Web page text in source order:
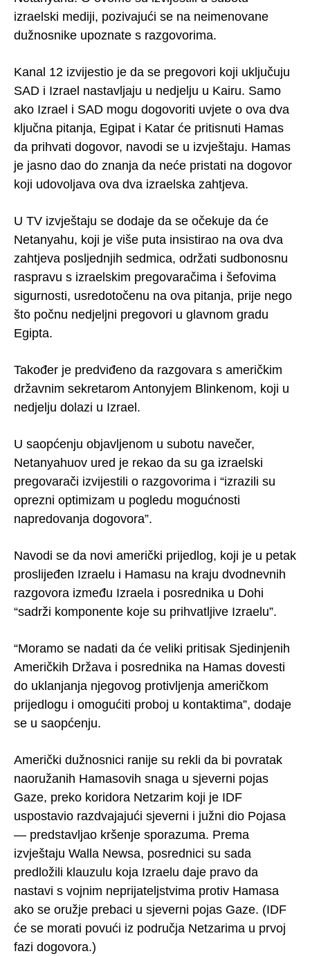
izraelski mediji, pozivajući se na neimenovane
dužnosnike upoznate s razgovorima.
Kanal 12 izvijestio je da se pregovori koji uključuju
SAD i Izrael nastavljaju u nedjelju u Kairu. Samo
ako Izrael i SAD mogu dogovoriti uvjete o ova dva
ključna pitanja, Egipat i Katar će pritisnuti Hamas
da prihvati dogovor, navodi se u izvještaju. Hamas
je jasno dao do znanja da neće pristati na dogovor
koji udovoljava ova dva izraelska zahtjeva.
U TV izvještaju se dodaje da se očekuje da će
Netanyahu, koji je više puta insistirao na ova dva
zahtjeva posljednjih sedmica, održati sudbonosnu
raspravu s izraelskim pregovaračima i šefovima
sigurnosti, usredotočenu na ova pitanja, prije nego
što počnu nedjeljni pregovori u glavnom gradu
Egipta.
Također je predviđeno da razgovara s američkim
državnim sekretarom Antonyjem Blinkenom, koji u
nedjelju dolazi u Izrael.
U saopćenju objavljenom u subotu navečer,
Netanyahuov ured je rekao da su ga izraelski
pregovarači izvijestili o razgovorima i “izrazili su
oprezni optimizam u pogledu mogućnosti
napredovanja dogovora”.
Navodi se da novi američki prijedlog, koji je u petak
proslijeđen Izraelu i Hamasu na kraju dvodnevnih
razgovora između Izraela i posrednika u Dohi
“sadrži komponente koje su prihvatljive Izraelu”.
“Moramo se nadati da će veliki pritisak Sjedinjenih
Američkih Država i posrednika na Hamas dovesti
do uklanjanja njegovog protivljenja američkom
prijedlogu i omogućiti proboj u kontaktima”, dodaje
se u saopćenju.
Američki dužnosnici ranije su rekli da bi povratak
naoružanih Hamasovih snaga u sjeverni pojas
Gaze, preko koridora Netzarim koji je IDF
uspostavio razdvajajući sjeverni i južni dio Pojasa
— predstavljao kršenje sporazuma. Prema
izvještaju Walla Newsa, posrednici su sada
predložili klauzulu koja Izraelu daje pravo da
nastavi s vojnim neprijateljstvima protiv Hamasa
ako se oružje prebaci u sjeverni pojas Gaze. (IDF
će se morati povući iz područja Netzarima u prvoj
fazi dogovora.)